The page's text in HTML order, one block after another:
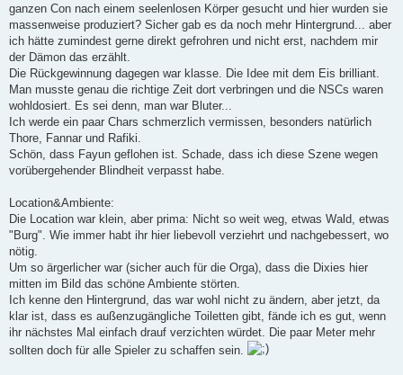
ganzen Con nach einem seelenlosen Körper gesucht und hier wurden sie
massenweise produziert? Sicher gab es da noch mehr Hintergrund... aber
ich hätte zumindest gerne direkt gefrohren und nicht erst, nachdem mir
der Dämon das erzählt.
Die Rückgewinnung dagegen war klasse. Die Idee mit dem Eis brilliant.
Man musste genau die richtige Zeit dort verbringen und die NSCs waren
wohldosiert. Es sei denn, man war Bluter...
Ich werde ein paar Chars schmerzlich vermissen, besonders natürlich
Thore, Fannar und Rafiki.
Schön, dass Fayun geflohen ist. Schade, dass ich diese Szene wegen
vorübergehender Blindheit verpasst habe.
Location&Ambiente:
Die Location war klein, aber prima: Nicht so weit weg, etwas Wald, etwas
"Burg". Wie immer habt ihr hier liebevoll verziehrt und nachgebessert, wo
nötig.
Um so ärgerlicher war (sicher auch für die Orga), dass die Dixies hier
mitten im Bild das schöne Ambiente störten.
Ich kenne den Hintergrund, das war wohl nicht zu ändern, aber jetzt, da
klar ist, dass es außenzugängliche Toiletten gibt, fände ich es gut, wenn
ihr nächstes Mal einfach drauf verzichten würdet. Die paar Meter mehr
sollten doch für alle Spieler zu schaffen sein.